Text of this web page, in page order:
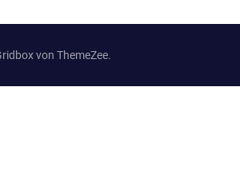
von ThemeZee.